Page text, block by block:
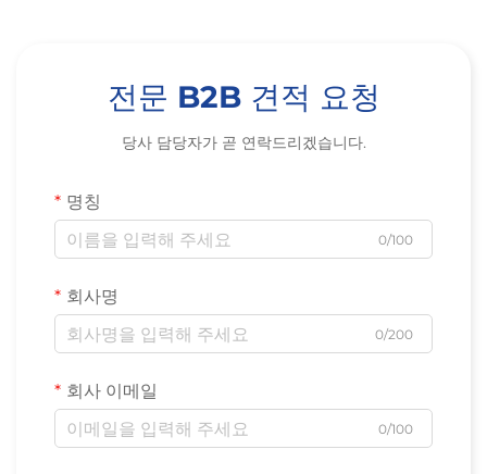
전문 B2B 견적 요청
당사 담당자가 곧 연락드리겠습니다.
명칭
0/100
회사명
0/200
회사 이메일
0/100